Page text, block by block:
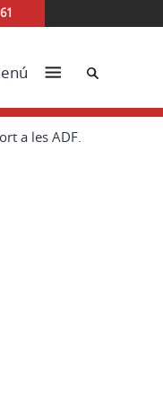
Cerca
a les ADF.